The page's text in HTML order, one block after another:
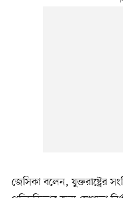
জেসিকা বলেন, যুক্তরাষ্ট্রের